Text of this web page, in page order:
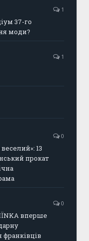
1
37-го
моди?
1
0
13
прокат
0
вперше